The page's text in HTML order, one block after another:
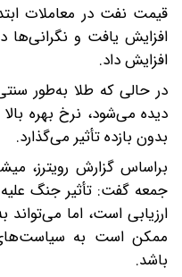
قیمت نفت در معاملات
افزایش یافت و نگرانی‌ها
افزایش داد.
در حالی که طلا به‌طور
دیده می‌شود، نرخ بهره
بدون بازده تأثیر می‌گذارد.
براساس گزارش رویترز،
جمعه گفت: تأثیر جنگ
ارزیابی است، اما
ممکن است به سیاست‌های
باشد.